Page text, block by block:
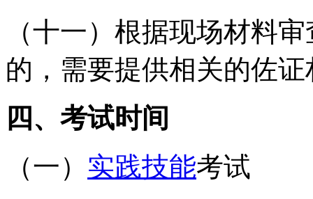
（十一）根据现场材料
的，需要提供相关的佐证
四、考试时间
（一） 实践技能考试